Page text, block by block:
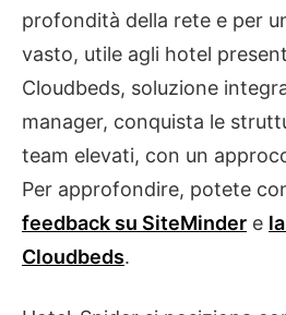
profondità della rete e per
vasto, utile agli hotel
Cloudbeds, soluzione
manager, conquista le
team elevati, con un
Per approfondire, potete
feedback su SiteMinder e
Cloudbeds.